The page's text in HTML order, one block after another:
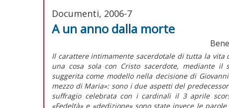
Documenti, 2006-7
A un anno dalla morte
Il carattere intimamente sacerdotale di tutta la
una cosa sola con Cristo sacerdote, mediante il
suggerita come modello nella decisione di
mezzo di Maria»: sono i due aspetti del
suffragio celebrata con i cardinali il 3 aprile
«Fedeltà» e «dedizione» sono state invece le